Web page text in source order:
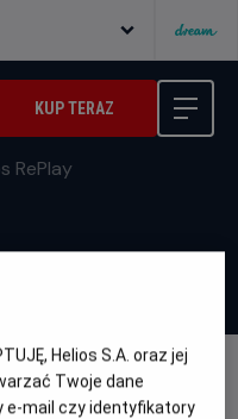
KUP TERAZ
Helios S.A. oraz jej
Twoje dane
e-mail czy identyfikatory